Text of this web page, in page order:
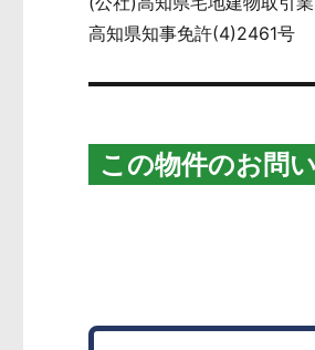
高知県知事免許(4)2461号
この物件のお問